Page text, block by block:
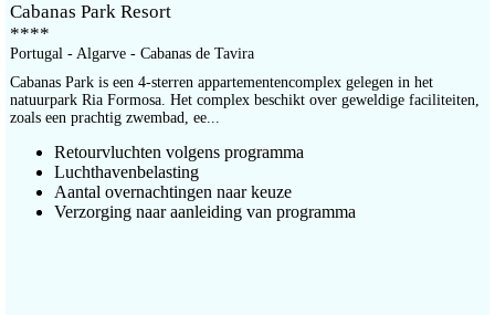
Cabanas Park Resort
****
Portugal - Algarve - Cabanas de Tavira
Cabanas Park is een 4-sterren appartementencomplex gelegen in het
natuurpark Ria Formosa. Het complex beschikt over geweldige faciliteiten,
zoals een prachtig zwembad, ee...
Retourvluchten volgens programma
Luchthavenbelasting
Aantal overnachtingen naar keuze
Verzorging naar aanleiding van programma